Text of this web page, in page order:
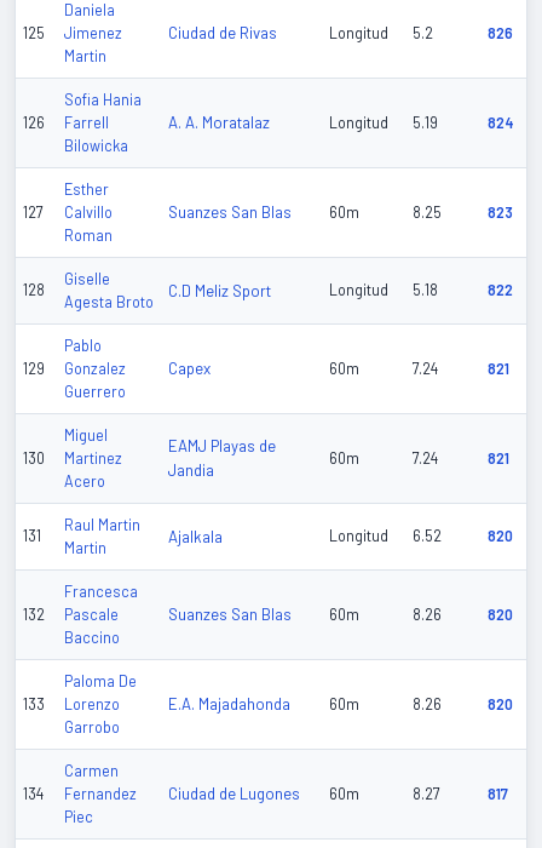
125
Daniela
Jimenez
Martin
Ciudad de Rivas Longitud 5.2 826
126
Sofia Hania
Farrell
Bilowicka
A. A. Moratalaz Longitud 5.19 824
127
Esther
Calvillo
Roman
Suanzes San Blas 60m 8.25 823
128
Giselle
Agesta Broto
C.D Meliz Sport Longitud 5.18 822
129
Pablo
Gonzalez
Guerrero
Capex 60m 7.24 821
130
Miguel
Martinez
Acero
EAMJ Playas de
Jandia
60m 7.24 821
131
Raul Martin
Martin
Ajalkala Longitud 6.52 820
132
Francesca
Pascale
Baccino
Suanzes San Blas 60m 8.26 820
133
Paloma De
Lorenzo
Garrobo
E.A. Majadahonda 60m 8.26 820
134
Carmen
Fernandez
Piec
Ciudad de Lugones 60m 8.27 817